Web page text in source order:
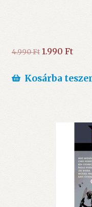
4.990Ft Original
was:
1.990 Ft
is:
Kosárba